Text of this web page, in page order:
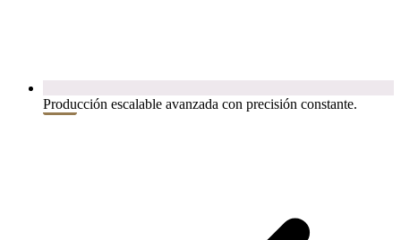
Producción escalable avanzada con precisión constante.